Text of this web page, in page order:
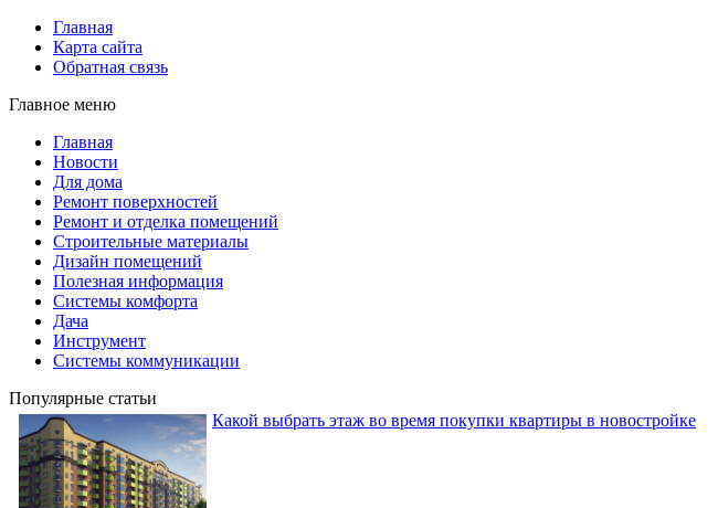
Главная
Карта сайта
Обратная связь
Главное меню
Главная
Новости
Для дома
Ремонт поверхностей
Ремонт и отделка помещений
Строительные материалы
Дизайн помещений
Полезная информация
Системы комфорта
Дача
Инструмент
Системы коммуникации
Популярные статьи
Какой выбрать этаж во время покупки квартиры в новостройке